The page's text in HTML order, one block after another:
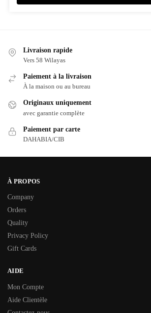
Livraison rapide
Vers 58 Wilayas
Paiement à la livraison
À la maison ou au bureau
Originaux uniquement
avec garantie complète
Paiement par carte
DAHABIA/CIB
À PROPOS
Company
Orders
Quality
Privacy Policy
Gift Cards
AIDE
Mon Compte
Aide Clientèle